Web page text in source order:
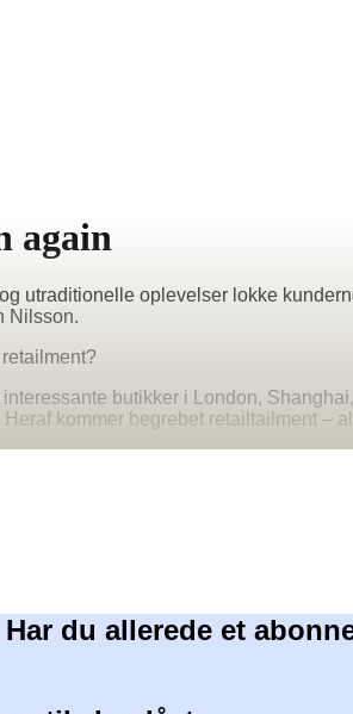
again
utraditionelle oplevelser lokke
Nilsson.
butikker i London,
kommer begrebet retailtailment –
du allerede et